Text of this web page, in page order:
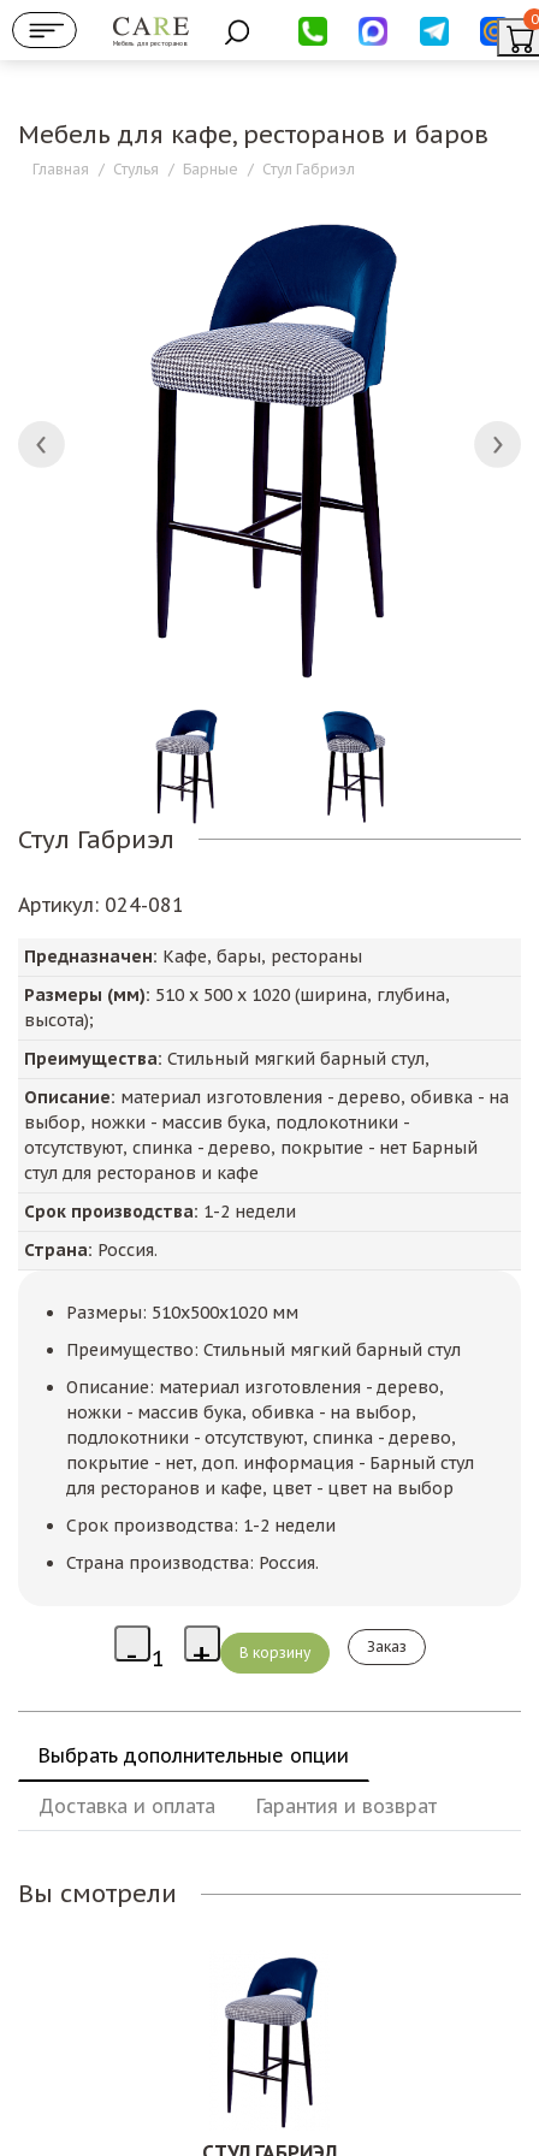
Мебель для ресторанов
0
Мебель для кафе, ресторанов и баров
Главная / Стулья / Барные / Стул Габриэл
Стул Габриэл
Артикул: 024-081
Предназначен: Кафе, бары, рестораны
Размеры (мм): 510 х 500 х 1020 (ширина, глубина,
высота);
Преимущества: Стильный мягкий барный стул,
Описание: материал изготовления - дерево, обивка - на
выбор, ножки - массив бука, подлокотники -
отсутствуют, спинка - дерево, покрытие - нет Барный
стул для ресторанов и кафе
Срок производства: 1-2 недели
Страна: Россия.
Размеры: 510x500x1020 мм
Преимущество: Стильный мягкий барный стул
Описание: материал изготовления - дерево,
ножки - массив бука, обивка - на выбор,
подлокотники - отсутствуют, спинка - дерево,
покрытие - нет, доп. информация - Барный стул
для ресторанов и кафе, цвет - цвет на выбор
Срок производства: 1-2 недели
Страна производства: Россия.
Заказ
Выбрать дополнительные опции
Доставка и оплата Гарантия и возврат
Вы смотрели